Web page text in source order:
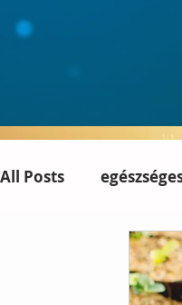
All Posts